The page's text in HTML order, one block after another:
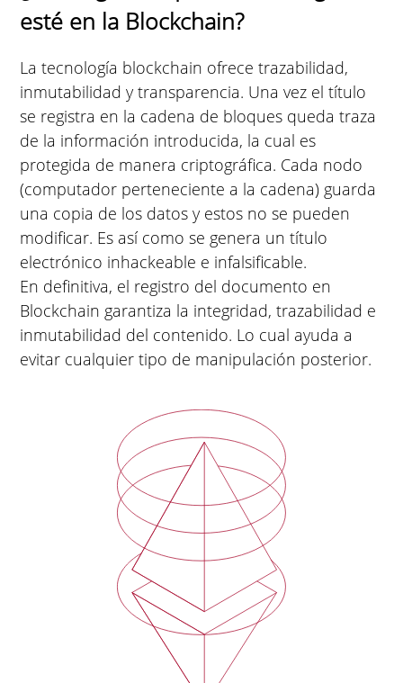
esté en la Blockchain?
La tecnología blockchain ofrece trazabilidad,
inmutabilidad y transparencia. Una vez el título
se registra en la cadena de bloques queda traza
de la información introducida, la cual es
protegida de manera criptográfica. Cada nodo
(computador perteneciente a la cadena) guarda
una copia de los datos y estos no se pueden
modificar. Es así como se genera un título
electrónico inhackeable e infalsificable.
En definitiva, el registro del documento en
Blockchain garantiza la integridad, trazabilidad e
inmutabilidad del contenido. Lo cual ayuda a
evitar cualquier tipo de manipulación posterior.